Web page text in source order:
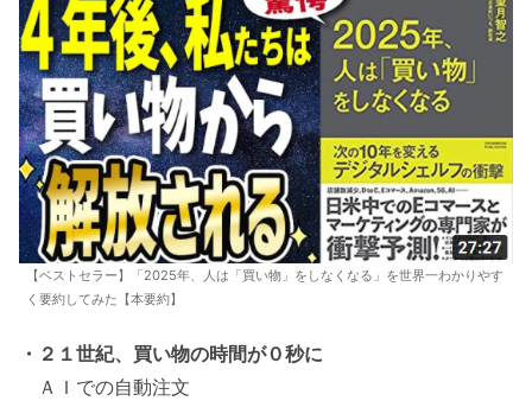
【ベストセラー】「2025年、人は「買い物」をしなくなる」を世界一わかりやす
く要約してみた【本要約】
・２１世紀、買い物の時間が０秒に
ＡＩでの自動注文